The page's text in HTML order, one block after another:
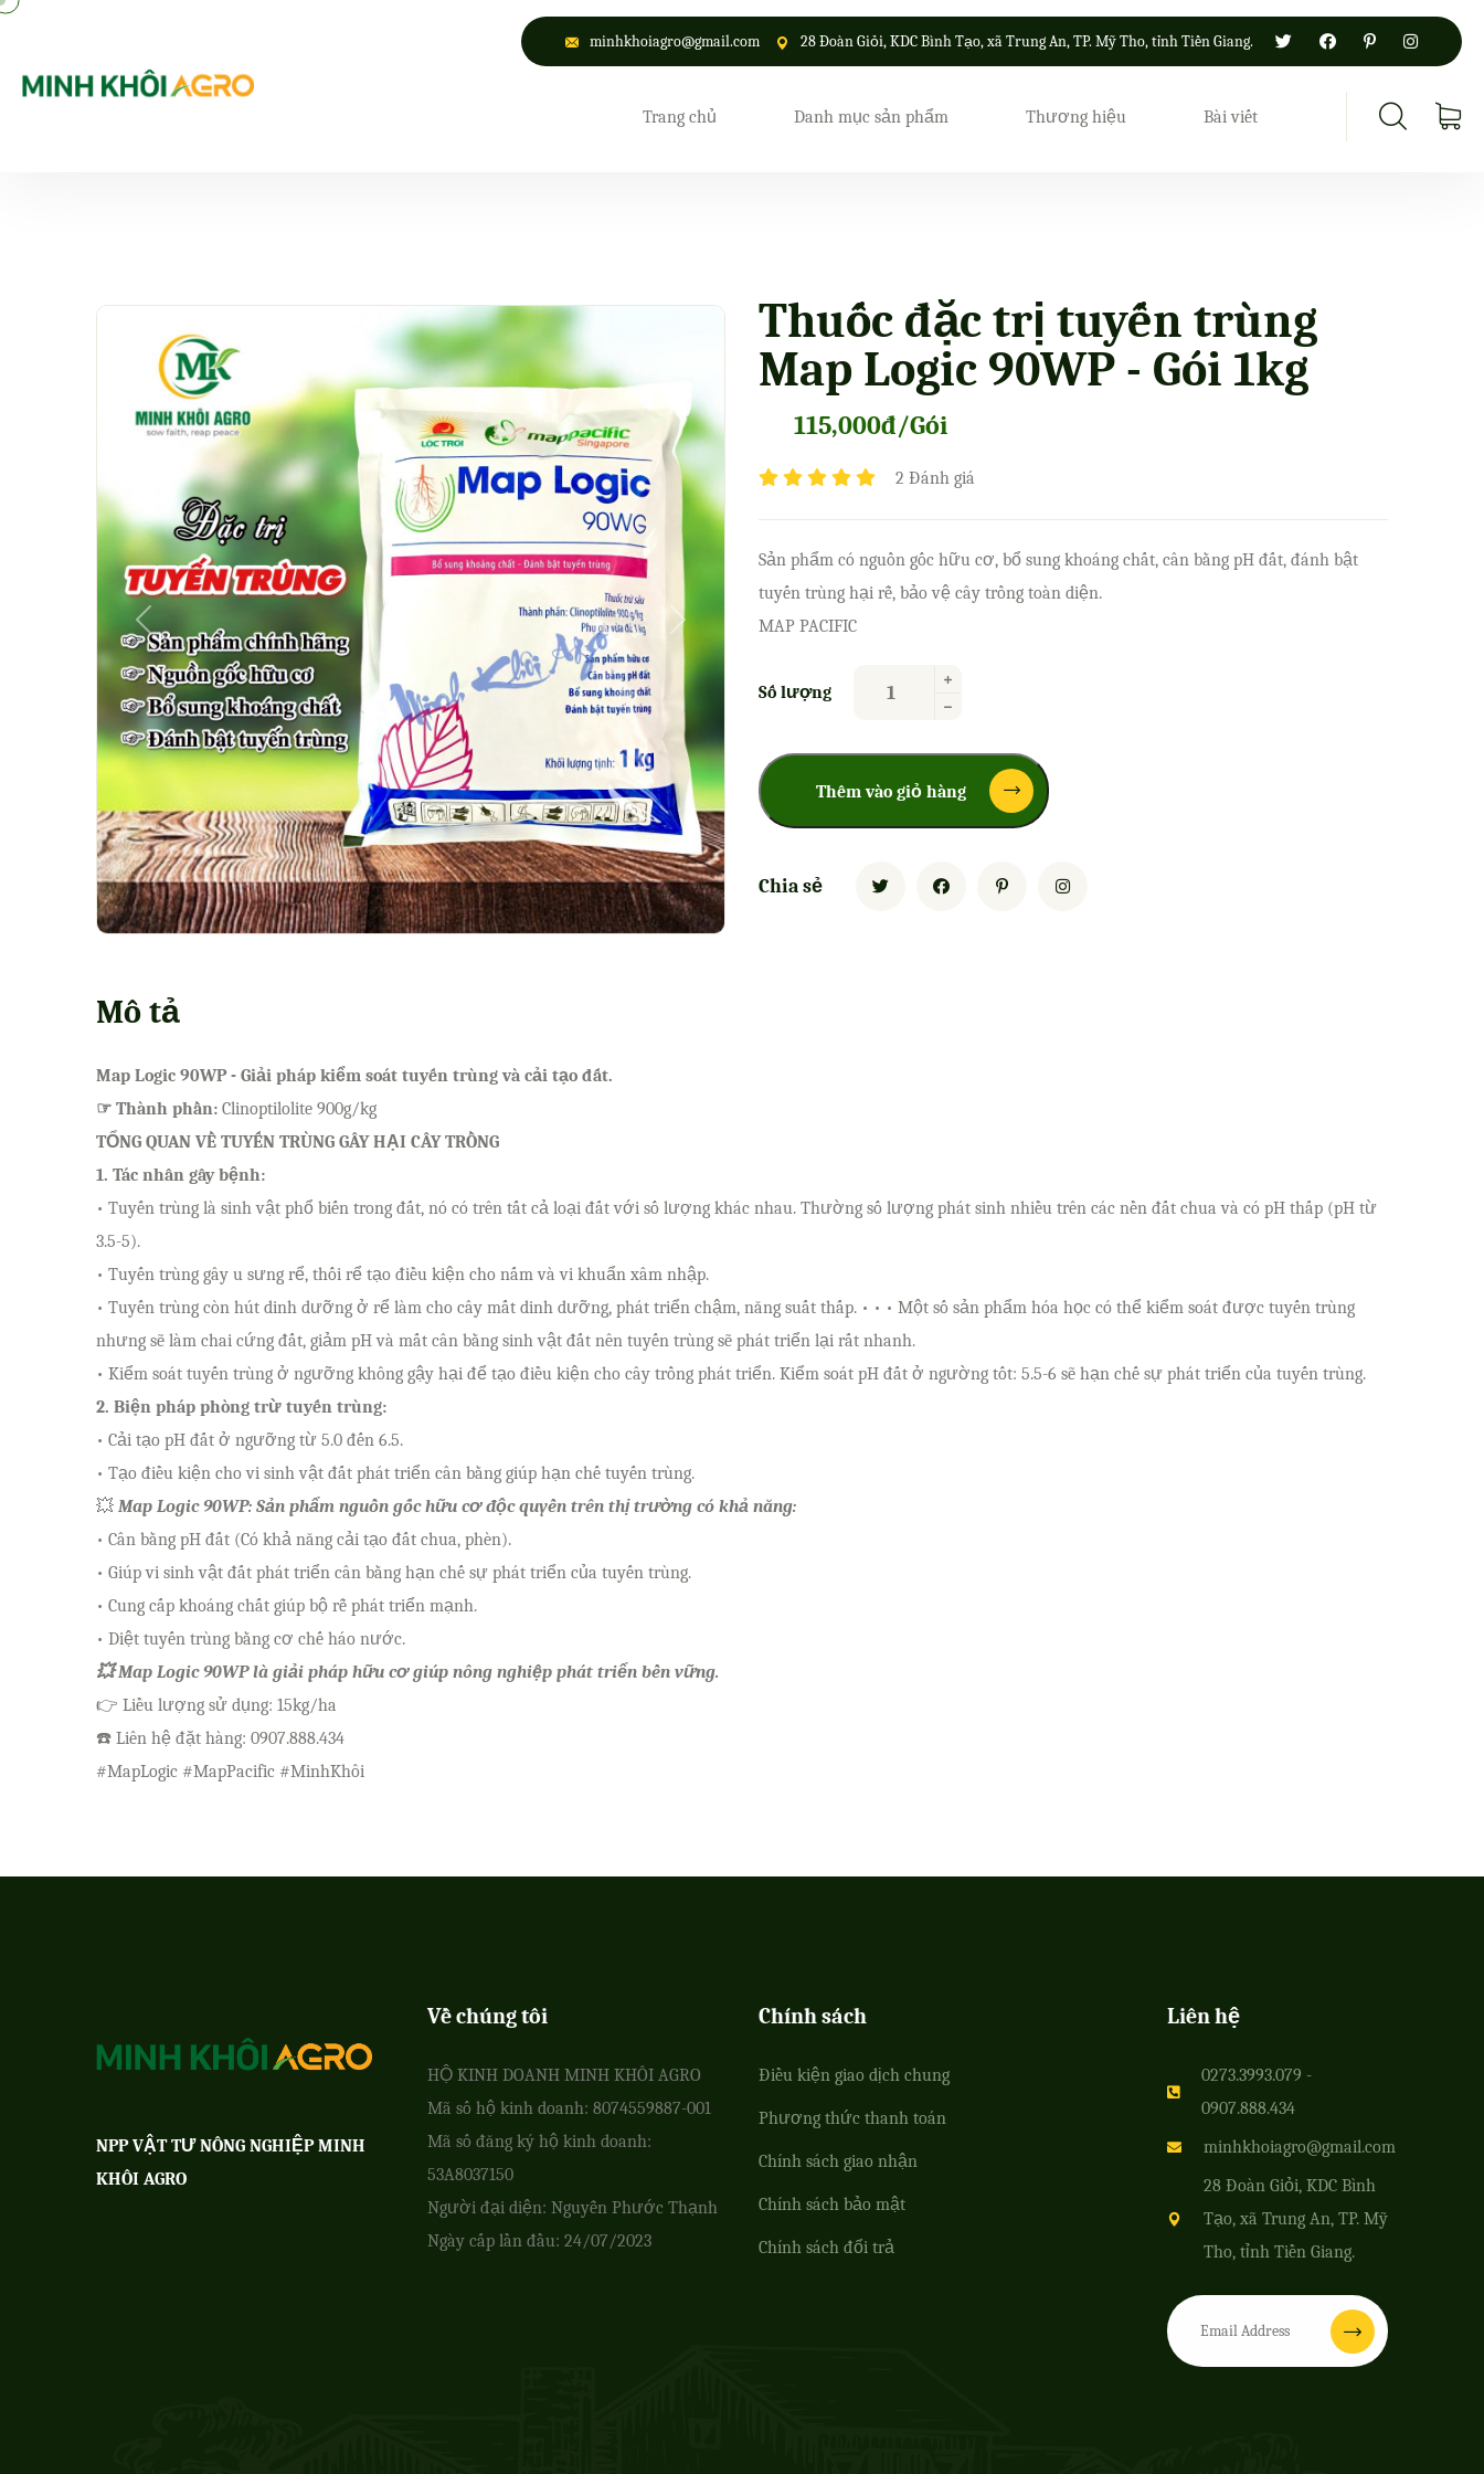
minhkhoiagro@gmail.com 28 Đoàn Giỏi, KDC Bình Tạo, xã Trung An, TP. Mỹ Tho, tỉnh Tiền Giang.
Trang chủ Danh mục sản phẩm Thương hiệu Bài viết
Previous Next
Thuốc đặc trị tuyến trùng
Map Logic 90WP - Gói 1kg
115,000đ/Gói
2 Đánh giá
Sản phẩm có nguồn gốc hữu cơ, bổ sung khoáng chất, cân bằng pH đất, đánh bật
tuyến trùng hại rễ, bảo vệ cây trồng toàn diện.
MAP PACIFIC
Số lượng
Thêm vào giỏ hàng
Chia sẻ
Mô tả
Map Logic 90WP - Giải pháp kiểm soát tuyến trùng và cải tạo đất.
☞ Thành phần: Clinoptilolite 900g/kg
TỔNG QUAN VỀ TUYẾN TRÙNG GÂY HẠI CÂY TRỒNG
1. Tác nhân gây bệnh:
• Tuyến trùng là sinh vật phổ biến trong đất, nó có trên tất cả loại đất với số lượng khác nhau. Thường số lượng phát sinh nhiều trên các nền đất chua và có pH thấp (pH từ
3.5-5).
• Tuyến trùng gây u sưng rể, thối rể tạo điều kiện cho nấm và vi khuẩn xâm nhập.
• Tuyến trùng còn hút dinh dưỡng ở rể làm cho cây mất dinh dưỡng, phát triển chậm, năng suất thấp. • • • Một số sản phẩm hóa học có thể kiểm soát được tuyến trùng
nhưng sẽ làm chai cứng đất, giảm pH và mất cân bằng sinh vật đất nên tuyến trùng sẽ phát triển lại rất nhanh.
• Kiểm soát tuyến trùng ở ngưỡng không gậy hại để tạo điều kiện cho cây trồng phát triển. Kiểm soát pH đất ở ngường tốt: 5.5-6 sẽ hạn chế sự phát triển của tuyến trùng.
2. Biện pháp phòng trừ tuyến trùng:
• Cải tạo pH đất ở ngưỡng từ 5.0 đến 6.5.
• Tạo điều kiện cho vi sinh vật đất phát triển cân bằng giúp hạn chế tuyến trùng.
💥 Map Logic 90WP: Sản phẩm nguồn gốc hữu cơ độc quyền trên thị trường có khả năng:
• Cân bằng pH đất (Có khả năng cải tạo đất chua, phèn).
• Giúp vi sinh vật đất phát triển cân bằng hạn chế sự phát triển của tuyến trùng.
• Cung cấp khoáng chất giúp bộ rễ phát triển mạnh.
• Diệt tuyến trùng bằng cơ chế háo nước.
💥 Map Logic 90WP là giải pháp hữu cơ giúp nông nghiệp phát triển bền vững.
👉 Liều lượng sử dụng: 15kg/ha
☎️ Liên hệ đặt hàng: 0907.888.434
#MapLogic #MapPacific #MinhKhôi
NPP VẬT TƯ NÔNG NGHIỆP MINH
KHÔI AGRO
Về chúng tôi
HỘ KINH DOANH MINH KHÔI AGRO
Mã số hộ kinh doanh: 8074559887-001
Mã số đăng ký hộ kinh doanh:
53A8037150
Người đại diện: Nguyễn Phước Thạnh
Ngày cấp lần đầu: 24/07/2023
Chính sách
Điều kiện giao dịch chung
Phương thức thanh toán
Chính sách giao nhận
Chính sách bảo mật
Chính sách đổi trả
Liên hệ
0273.3993.079 -
0907.888.434
minhkhoiagro@gmail.com
28 Đoàn Giỏi, KDC Bình
Tạo, xã Trung An, TP. Mỹ
Tho, tỉnh Tiền Giang.